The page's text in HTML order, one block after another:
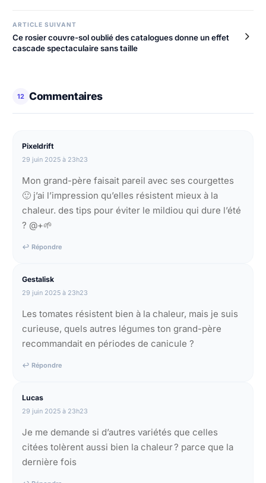
ARTICLE SUIVANT
Ce rosier couvre-sol oublié des catalogues donne un effet
cascade spectaculaire sans taille
12 Commentaires
Pixeldrift
29 juin 2025 à 23h23
Mon grand-père faisait pareil avec ses courgettes
🙂 j’ai l’impression qu’elles résistent mieux à la
chaleur. des tips pour éviter le mildiou qui dure l’été
? @+🌱
↩ Répondre
Gestalisk
29 juin 2025 à 23h23
Les tomates résistent bien à la chaleur, mais je suis
curieuse, quels autres légumes ton grand-père
recommandait en périodes de canicule ?
↩ Répondre
Lucas
29 juin 2025 à 23h23
Je me demande si d’autres variétés que celles
citées tolèrent aussi bien la chaleur ? parce que la
dernière fois